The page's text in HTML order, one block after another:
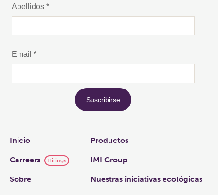
Links
Inicio Productos
Carreers Hirings IMI Group
Sobre Nuestras iniciativas ecológicas